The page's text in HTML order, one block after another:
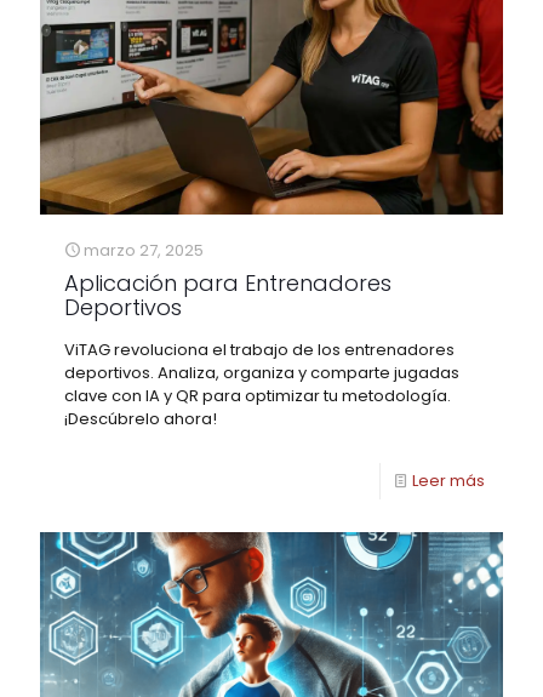
marzo 27, 2025
Aplicación para Entrenadores
Deportivos
ViTAG revoluciona el trabajo de los entrenadores
deportivos. Analiza, organiza y comparte jugadas
clave con IA y QR para optimizar tu metodología.
¡Descúbrelo ahora!
Leer más